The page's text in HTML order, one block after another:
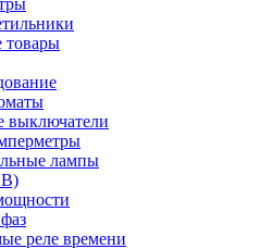
товары
выключатели
лампы
реле времени